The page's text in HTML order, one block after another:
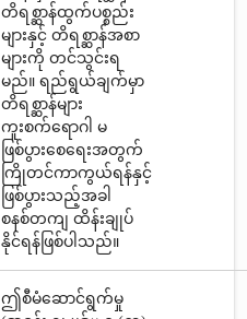
တိရစ္ဆာန်ထွက်ပစ္စည်း
များနှင့် တိရစ္ဆာန်အစာ
များကို တင်သွင်းရ
မည်။ ရည်ရွယ်ချက်မှာ
တိရစ္ဆာန်များ
ကူးစက်ရောဂါ မ
ဖြစ်ပွားစေရေးအတွက်
ကြိုတင်ကာကွယ်ရန်နှင့်
ဖြစ်ပွားသည့်အခါ
စနစ်တကျ ထိန်းချုပ်
နိုင်ရန်ဖြစ်ပါသည်။
ဤစီမံဆောင်ရွက်မှု